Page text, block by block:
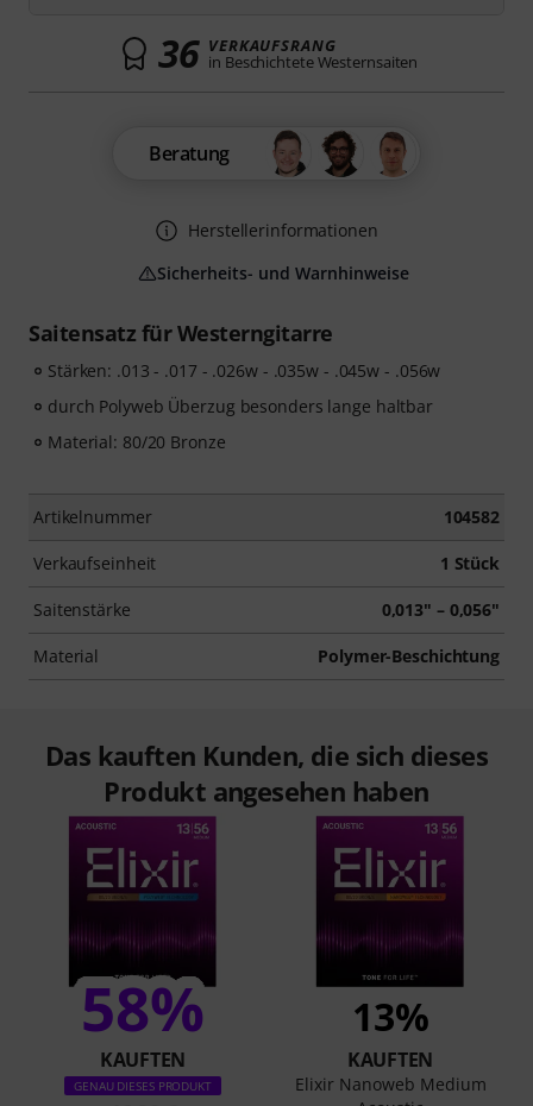
Saitensatz für Westerngitarre
Stärken: .013 - .017 - .026w - .035w - .045w - .056w
durch Polyweb Überzug besonders lange haltbar
Material: 80/20 Bronze
Artikelnummer 104582
Verkaufseinheit 1 Stück
Saitenstärke 0,013" – 0,056"
Material Polymer-Beschichtung
36 VERKAUFSRANG
in Beschichtete Westernsaiten
Beratung
Herstellerinformationen
Sicherheits- und Warnhinweise
Das kauften Kunden, die sich dieses
Produkt angesehen haben
58%
KAUFTEN
GENAU DIESES PRODUKT
13%
KAUFTEN
Elixir Nanoweb Medium